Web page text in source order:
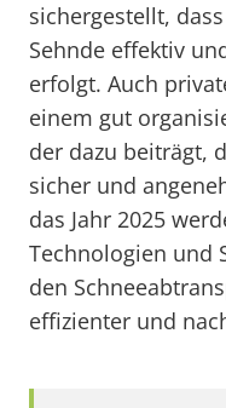
sichergestellt,
Sehnde effektiv
erfolgt. Auch
einem gut
der dazu beiträgt,
sicher und
das Jahr 2025
Technologien und
den
effizienter und